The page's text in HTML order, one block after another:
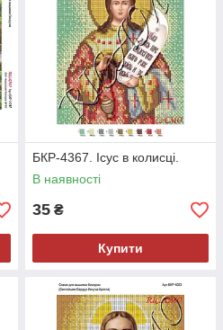
БКР-4367. Ісус в колисці.
В наявності
35 ₴
Купити